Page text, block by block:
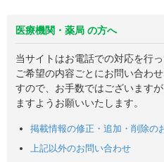
医療機関・薬局 の方へ
当サイトはお電話での対応を行っ
ご希望の内容ごとにお問い合わ
すので、お手数ではございます
ますようお願いいたします。
掲載情報の修正・追加・削除の
上記以外のお問い合わせ